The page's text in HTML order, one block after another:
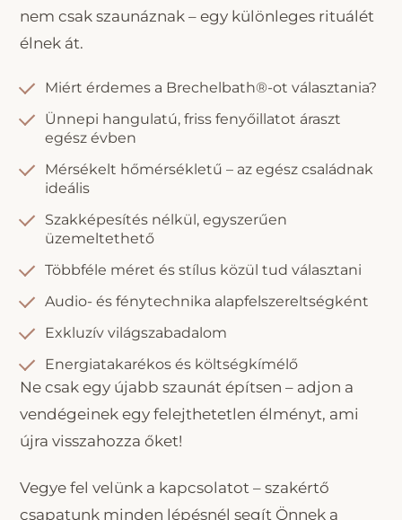
nem csak szaunáznak – egy különleges rituálét
élnek át.
Miért érdemes a Brechelbath®-ot választania?
Ünnepi hangulatú, friss fenyőillatot áraszt
egész évben
Mérsékelt hőmérsékletű – az egész családnak
ideális
Szakképesítés nélkül, egyszerűen
üzemeltethető
Többféle méret és stílus közül tud választani
Audio- és fénytechnika alapfelszereltségként
Exkluzív világszabadalom
Energiatakarékos és költségkímélő
Ne csak egy újabb szaunát építsen – adjon a
vendégeinek egy felejthetetlen élményt, ami
újra visszahozza őket!
Vegye fel velünk a kapcsolatot – szakértő
csapatunk minden lépésnél segít Önnek a